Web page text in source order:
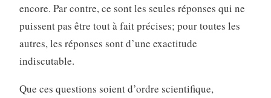
encore. Par contre, ce sont les seules réponses qui ne
puissent pas être tout à fait précises; pour toutes les
autres, les réponses sont d’une exactitude
indiscutable.
Que ces questions soient d’ordre scientifique,